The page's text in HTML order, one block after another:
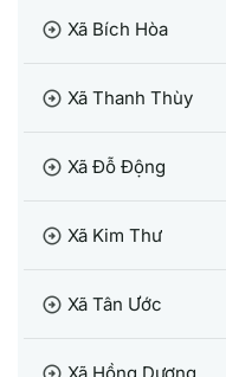
arrow_circle_right Xã Bích Hòa
arrow_circle_right Xã Thanh Thùy
arrow_circle_right Xã Đỗ Động
arrow_circle_right Xã Kim Thư
arrow_circle_right Xã Tân Ước